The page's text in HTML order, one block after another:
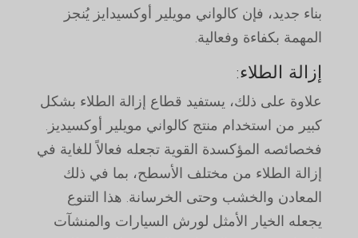
بناء جديد، فإن كالواني مويلير أوكسيدايز يُنجز
المهمة بكفاءة وفعالية.
إزالة الطلاء:
علاوة على ذلك، يستفيد قطاع إزالة الطلاء بشكل
كبير من استخدام منتج كالواني مويلير أوكسيديز.
فخصائصه المؤكسدة القوية تجعله فعالاً للغاية في
إزالة الطلاء من مختلف الأسطح، بما في ذلك
المعادن والخشب وحتى الخرسانة. هذا التنوع
يجعله الخيار الأمثل لورش السيارات والمنشآت